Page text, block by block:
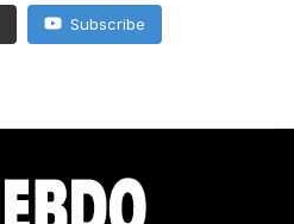
Subscribe